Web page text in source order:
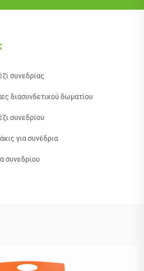
συνεδρίας
διασυνδετικού δωματίου
συνεδρίου
για συνέδρια
συνεδρίου